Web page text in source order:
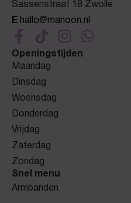
Sassenstraat 18 Zwolle
E hallo@manoon.nl
Openingstijden
Maandag
Dinsdag
Woensdag
Donderdag
Vrijdag
Zaterdag
Zondag
Snel menu
Armbanden